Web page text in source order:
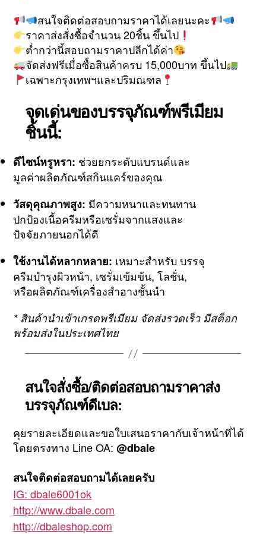
สนใจติดต่อสอบถามราคาได้เลยนะคะ
ราคาส่งสั่งซื้อจำนวน 20ชิ้น ขึ้นไป
ต่ำกว่านี้สอบถามราคาปลีกได้ค่า
จัดส่งฟรีเมื่อซื้อสินค้าครบ 15,000บาท ขึ้นไป
เฉพาะกรุงเทพฯและปริมณฑล
จุดเด่นของบรรจุภัณฑ์พรีเมียม
ชิ้นนี้:
ดีไซน์หรูหรา: ช่วยยกระดับแบรนด์และ
มูลค่าผลิตภัณฑ์สกินแคร์ของคุณ
วัสดุคุณภาพสูง: มีความหนาและทนทาน
ปกป้องเนื้อครีมหรือเซรั่มจากแสงและ
ปัจจัยภายนอกได้ดี
ใช้งานได้หลากหลาย: เหมาะสำหรับ บรรจุ
ครีมบำรุงผิวหน้า, เซรั่มเข้มข้น, โลชั่น,
หรือผลิตภัณฑ์เครื่องสำอางชั้นนำ
* สินค้านำเข้าเกรดพรีเมียม จัดส่งรวดเร็ว มีสต็อก
พร้อมส่งในประเทศไทย
สนใจสั่งซื้อ/ติดต่อสอบถามราคาส่ง
บรรจุภัณฑ์ดีเบล:
คุยรายละเอียดและขอใบเสนอราคากับเจ้าหน้าที่ได้
โดยตรงทาง Line OA:@dbale
สนใจติดต่อสอบถามได้เลยครับ
IG: dbale6001ok
http://www.dbale.com
http://dbaleshop.com